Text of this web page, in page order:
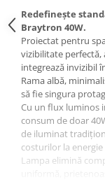
Redefinește
Braytron 40W.
Proiectat pentru
vizibilitate perfectă,
integrează invizibil
Rama albă,
să fie singura
Cu un flux luminos
consum de doar
de iluminat
costurilor la
Lampa elimină